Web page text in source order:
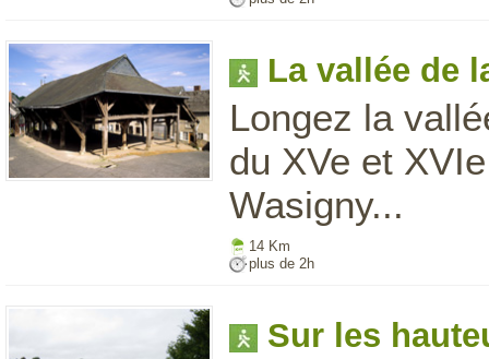
La vallée de
Longez la
du XVe et
Wasigny...
14 Km
plus de 2h
Sur les